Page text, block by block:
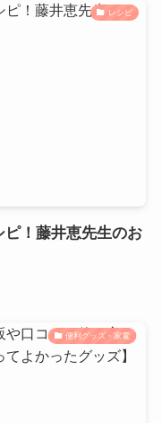
レシピ
ピ！藤井恵先生のお
便利グッズ・家電